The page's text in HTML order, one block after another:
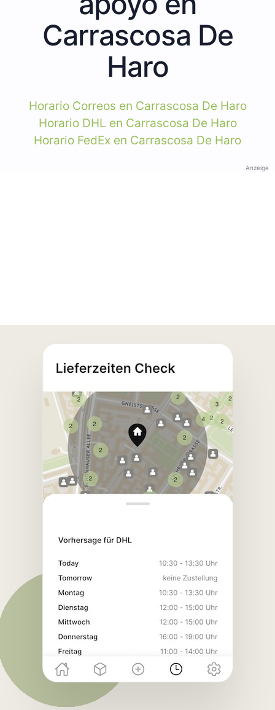
Carrascosa De
Haro
Horario Correos en Carrascosa De Haro
Horario DHL en Carrascosa De Haro
Horario FedEx en Carrascosa De Haro
Anzeige